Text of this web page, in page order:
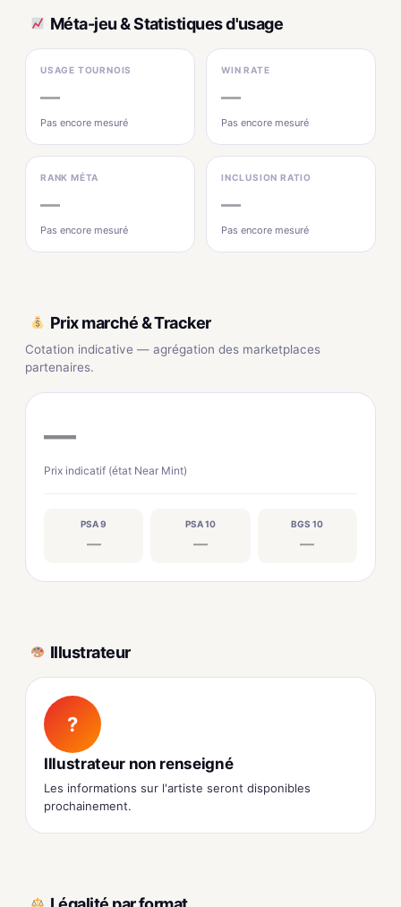
Méta-jeu & Statistiques d'usage
USAGE TOURNOIS
—
Pas encore mesuré
WIN RATE
—
Pas encore mesuré
RANK MÉTA
—
Pas encore mesuré
INCLUSION RATIO
—
Pas encore mesuré
Prix marché & Tracker
Cotation indicative — agrégation des marketplaces
partenaires.
—
Prix indicatif (état Near Mint)
PSA 9
—
PSA 10
—
BGS 10
—
Illustrateur
?
Illustrateur non renseigné
Les informations sur l'artiste seront disponibles
prochainement.